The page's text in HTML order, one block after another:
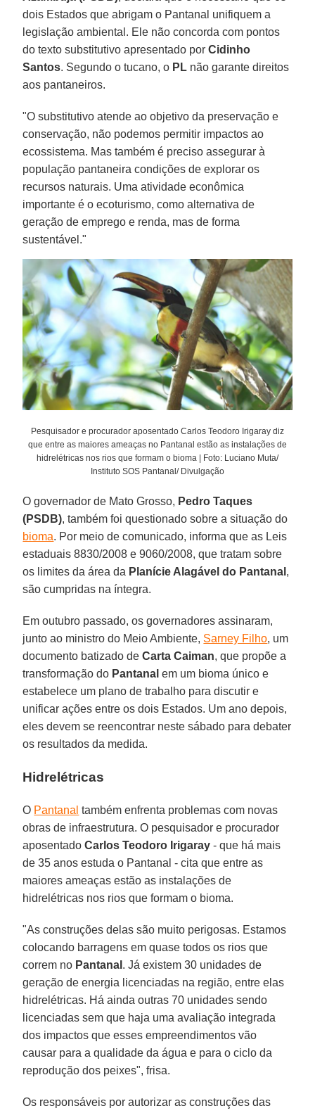
dois Estados que abrigam o Pantanal unifiquem a
legislação ambiental. Ele não concorda com pontos
do texto substitutivo apresentado porCidinho
Santos. Segundo o tucano, o PL não garante direitos
aos pantaneiros.
"O substitutivo atende ao objetivo da preservação e
conservação, não podemos permitir impactos ao
ecossistema. Mas também é preciso assegurar à
população pantaneira condições de explorar os
recursos naturais. Uma atividade econômica
importante é o ecoturismo, como alternativa de
geração de emprego e renda, mas de forma
sustentável."
Pesquisador e procurador aposentado Carlos Teodoro Irigaray diz
que entre as maiores ameaças no Pantanal estão as instalações de
hidrelétricas nos rios que formam o bioma | Foto: Luciano Muta/
Instituto SOS Pantanal/ Divulgação
O governador de Mato Grosso, Pedro Taques
(PSDB), também foi questionado sobre a situação do
bioma. Por meio de comunicado, informa que as Leis
estaduais 8830/2008 e 9060/2008, que tratam sobre
os limites da área da Planície Alagável do Pantanal ,
são cumpridas na íntegra.
Em outubro passado, os governadores assinaram,
junto ao ministro do Meio Ambiente, Sarney Filho, um
documento batizado deCarta Caiman, que propõe a
transformação do Pantanal em um bioma único e
estabelece um plano de trabalho para discutir e
unificar ações entre os dois Estados. Um ano depois,
eles devem se reencontrar neste sábado para debater
os resultados da medida.
Hidrelétricas
O Pantanal também enfrenta problemas com novas
obras de infraestrutura. O pesquisador e procurador
aposentadoCarlos Teodoro Irigaray - que há mais
de 35 anos estuda o Pantanal - cita que entre as
maiores ameaças estão as instalações de
hidrelétricas nos rios que formam o bioma.
"As construções delas são muito perigosas. Estamos
colocando barragens em quase todos os rios que
correm no Pantanal . Já existem 30 unidades de
geração de energia licenciadas na região, entre elas
hidrelétricas. Há ainda outras 70 unidades sendo
licenciadas sem que haja uma avaliação integrada
dos impactos que esses empreendimentos vão
causar para a qualidade da água e para o ciclo da
reprodução dos peixes", frisa.
Os responsáveis por autorizar as construções das